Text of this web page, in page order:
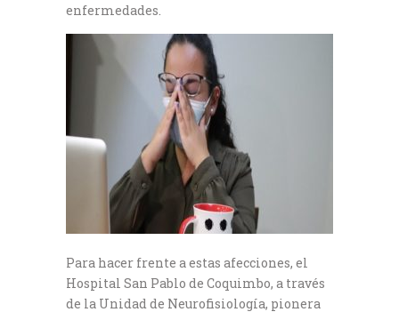
enfermedades.
Para hacer frente a estas afecciones, el
Hospital San Pablo de Coquimbo, a través
de la Unidad de Neurofisiología, pionera